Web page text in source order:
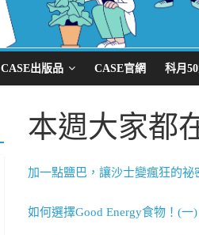
CASE出版品 CASE官網 科月
本週大家都
加一點鹽巴，讓沙士變瘋狂的祕
如何選擇Good Energy食物！(一)